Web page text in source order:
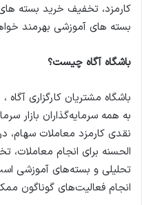
کارمزد، تخفیف خرید بسته
بسته های آموزشی بهرمند
باشگاه آگاه چیست؟
باشگاه مشتریان کارگزاری آگاه
به همه سرمایه‌گذاران بازار
نقدی کارمزد معاملات سهام،
الحسنه برای انجام
تحلیلی و بسته‌های آموزشی
انجام فعالیت‌های گوناگون